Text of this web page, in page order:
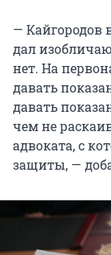
— Кайгородов
дал
нет. На
давать
давать
чем не
адвоката, с
защиты, —